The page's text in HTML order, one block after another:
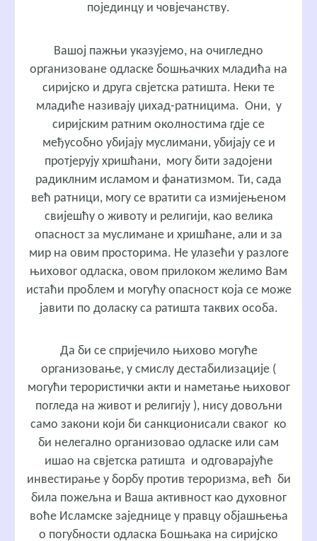
појединцу и човјечанству.
Вашој пажњи указујемо, на очигледно
организоване одласке бошњачких младића на
сиријско и друга свјетска ратишта. Неки те
младиће називају џихад-ратницима. Они, у
сиријским ратним околностима гдје се
међусобно убијају муслимани, убијају се и
протјерују хришћани, могу бити задојени
радиклним исламом и фанатизмом. Ти, сада
већ ратници, могу се вратити са измијењеном
свијешћу о животу и религији, као велика
опасност за муслимане и хришћане, али и за
мир на овим просторима. Не улазећи у разлоге
њиховог одласка, овом прилоком желимо Вам
истаћи проблем и могућу опасност која се може
јавити по доласку са ратишта таквих особа.
Да би се спријечило њихово могуће
организовање, у смислу дестабилизације (
могући терористички акти и наметање њиховог
погледа на живот и религију ), нису довољни
само закони који би санкционисали сваког ко
би нелегално организовао одласке или сам
ишао на свјетска ратишта и одговарајуће
инвестирање у борбу против тероризма, већ би
била пожељна и Ваша активност као духовног
воће Исламске заједнице у правцу објашњења
о погубности одласка Бошњака на сиријско